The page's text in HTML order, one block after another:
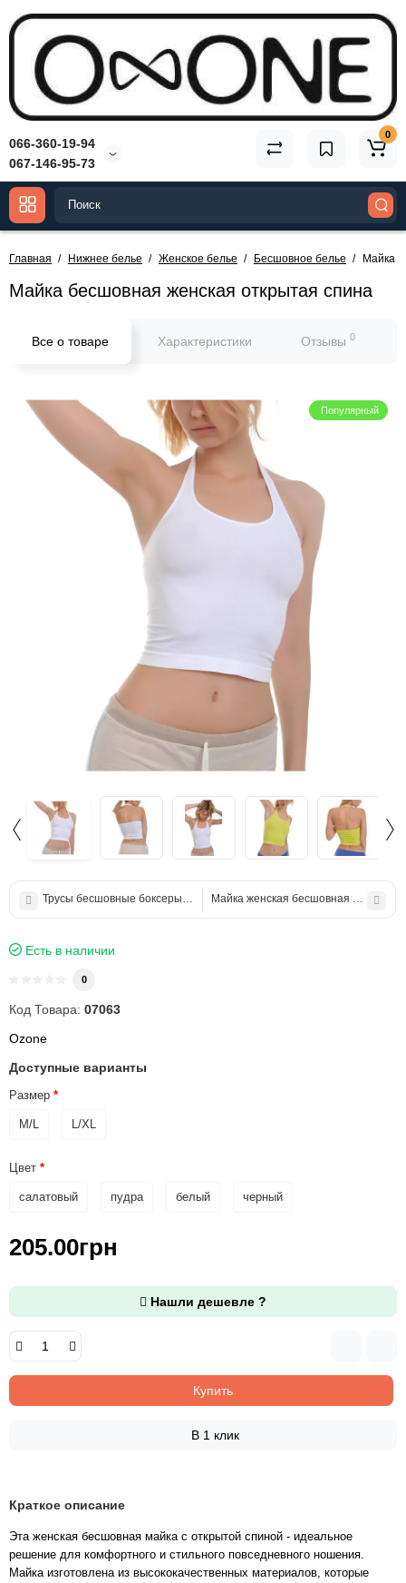
066-360-19-94
067-146-95-73
0
Главная Нижнее белье Женское белье Бесшовное белье Майка
Майка бесшовная женская открытая спина
Все о товаре Характеристики Отзывы 0
Популярный
Трусы бесшовные боксеры женскиеМайка женская бесшовная ш/бр
Есть в наличии
0
Код Товара: 07063
Ozone
Доступные варианты
Размер
M/L L/XL
Цвет
салатовый пудра белый черный
205.00грн
Нашли дешевле ?
Купить
В 1 клик
Краткое описание
Эта женская бесшовная майка с открытой спиной - идеальное
решение для комфортного и стильного повседневного ношения.
Майка изготовлена из высококачественных материалов, которые